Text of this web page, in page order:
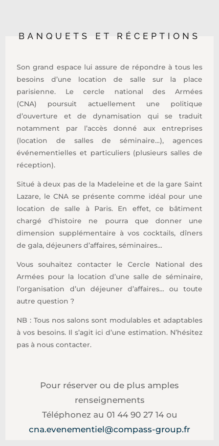
BANQUETS ET RÉCEPTIONS
Son grand espace lui assure de répondre à tous les
besoins d’une location de salle sur la place
parisienne. Le cercle national des Armées
(CNA) poursuit actuellement une politique
d’ouverture et de dynamisation qui se traduit
notamment par l’accès donné aux entreprises
(location de salles de séminaire…), agences
événementielles et particuliers (plusieurs salles de
réception).
Situé à deux pas de la Madeleine et de la gare Saint
Lazare, le CNA se présente comme idéal pour une
location de salle à Paris. En effet, ce bâtiment
chargé d’histoire ne pourra que donner une
dimension supplémentaire à vos cocktails, dîners
de gala, déjeuners d’affaires, séminaires…
Vous souhaitez contacter le Cercle National des
Armées pour la location d’une salle de séminaire,
l’organisation d’un déjeuner d’affaires… ou toute
autre question ?
NB : Tous nos salons sont modulables et adaptables
à vos besoins. Il s’agit ici d’une estimation. N’hésitez
pas à nous contacter.
Pour réserver ou de plus amples
renseignements
Téléphonez au 01 44 90 27 14 ou
cna.evenementiel@compass-group.fr